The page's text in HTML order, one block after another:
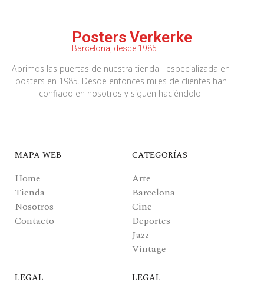
Posters Verkerke
Barcelona, desde 1985
Abrimos las puertas de nuestra tienda especializada en
posters en 1985. Desde entonces miles de clientes han
confiado en nosotros y siguen haciéndolo.
MAPA WEB
Home
Tienda
Nosotros
Contacto
CATEGORÍAS
Arte
Barcelona
Cine
Deportes
Jazz
Vintage
LEGAL LEGAL